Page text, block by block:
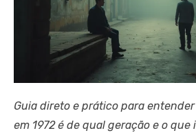
Guia direto e prático para
em 1972 é de qual geração e o